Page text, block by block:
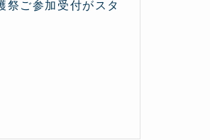
祭ご参加受付がスタ